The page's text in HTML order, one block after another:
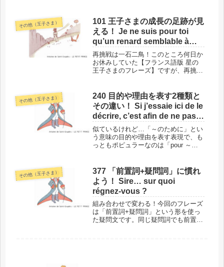
しこの「アラ～」、どんな言葉にでも
つくわけではありません。一定の条件
が...
その他（王子さま）
101 王子さまの成長の足跡が見
える！ Je ne suis pour toi
qu’un renard semblable à
cent mille renards.
再挑戦は一石二鳥！このところ何日か
お休みしていた【フランス語版 星の
王子さまのフレーズ】ですが、再挑戦
理ができて、一石二鳥です！このフレ
ーズの場所と背景 では、単語に入る
前...
その他（王子さま）
240 目的や理由を表す2種類と
その違い！ Si j’essaie ici de le
décrire, c’est afin de ne pas
l’oublier.
似ているけれど…「～のために」とい
う意味の目的や理由を表す表現で、も
っともポピュラーなのは「pour ～」
違いや使い分けについてご紹介しま
す。このフレーズの場所と背...
その他（王子さま）
377 「前置詞+疑問詞」に慣れ
よう！ Sire… sur quoi
régnez-vous ?
組み合わせで変わる！今回のフレーズ
は「前置詞+疑問詞」という形を使っ
た疑問文です。同じ疑問詞でも前置詞